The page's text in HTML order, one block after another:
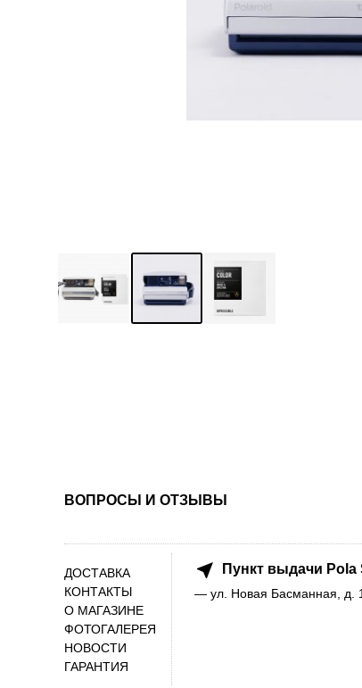
ВОПРОСЫ И ОТЗЫВЫ
ДОСТАВКА
КОНТАКТЫ
О МАГАЗИНЕ
ФОТОГАЛЕРЕЯ
НОВОСТИ
ГАРАНТИЯ
Пункт выдачи Pola
— ул. Новая Басманная, д.